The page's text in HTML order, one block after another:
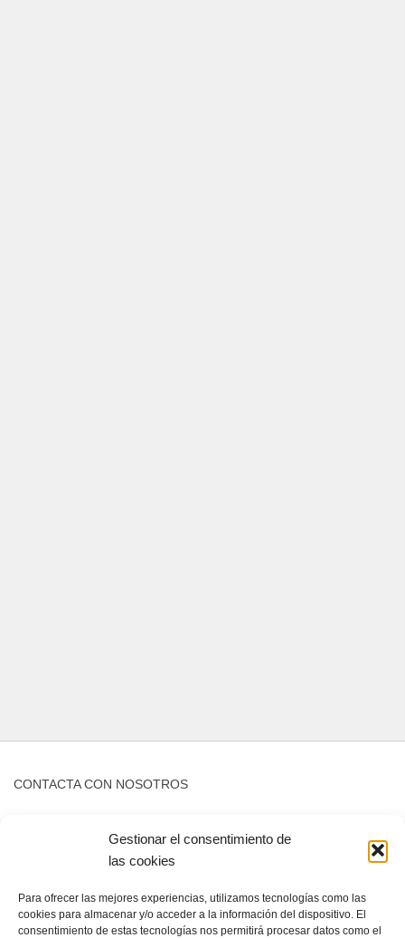
Gestionar el consentimiento de
las cookies
Para ofrecer las mejores experiencias, utilizamos tecnologías como las
cookies para almacenar y/o acceder a la información del dispositivo. El
consentimiento de estas tecnologías nos permitirá procesar datos como el
CONTACTA CON NOSOTROS
Quienes somos